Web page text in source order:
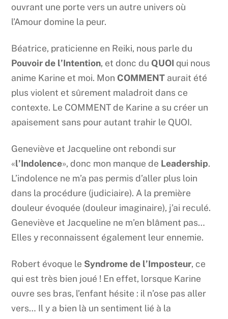
ouvrant une porte vers un autre univers où
l’Amour domine la peur.
Béatrice, praticienne en Reiki, nous parle du
Pouvoir de l’Intention, et donc du QUOI qui nous
anime Karine et moi. Mon COMMENT aurait été
plus violent et sûrement maladroit dans ce
contexte. Le COMMENT de Karine a su créer un
apaisement sans pour autant trahir le QUOI.
Geneviève et Jacqueline ont rebondi sur
«l’Indolence», donc mon manque de Leadership.
L’indolence ne m’a pas permis d’aller plus loin
dans la procédure (judiciaire). A la première
douleur évoquée (douleur imaginaire), j’ai reculé.
Geneviève et Jacqueline ne m’en blâment pas…
Elles y reconnaissent également leur ennemie.
Robert évoque le Syndrome de l’Imposteur, ce
qui est très bien joué ! En effet, lorsque Karine
ouvre ses bras, l’enfant hésite : il n’ose pas aller
vers… Il y a bien là un sentiment lié à la